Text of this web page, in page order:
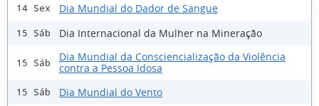
14 Sex Dia Mundial do Dador de Sangue
15 Sáb Dia Internacional da Mulher na Mineração
15 Sáb
Dia Mundial da Consciencialização da Violência
contra a Pessoa Idosa
15 Sáb Dia Mundial do Vento